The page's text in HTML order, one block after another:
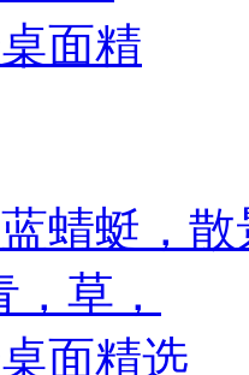
蜻蜓，